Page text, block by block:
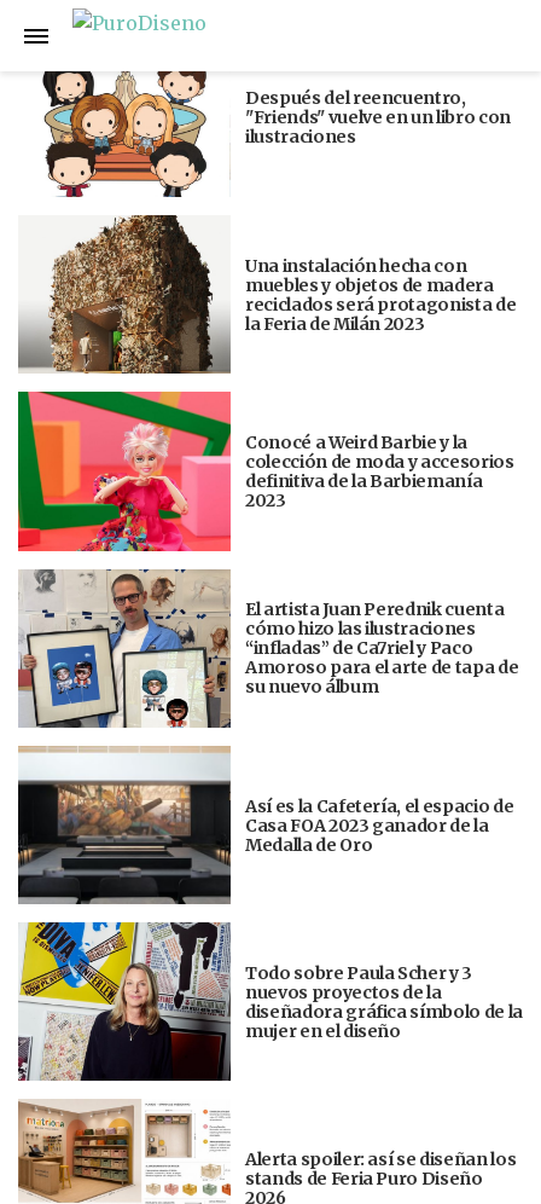
Anterior
Después del reencuentro,
"Friends" vuelve en un libro con
ilustraciones
Una instalación hecha con
muebles y objetos de madera
reciclados será protagonista de
la Feria de Milán 2023
Conocé a Weird Barbie y la
colección de moda y accesorios
definitiva de la Barbiemanía
2023
El artista Juan Perednik cuenta
cómo hizo las ilustraciones
“infladas” de Ca7riel y Paco
Amoroso para el arte de tapa de
su nuevo álbum
Así es la Cafetería, el espacio de
Casa FOA 2023 ganador de la
Medalla de Oro
Todo sobre Paula Scher y 3
nuevos proyectos de la
diseñadora gráfica símbolo de la
mujer en el diseño
Alerta spoiler: así se diseñan los
stands de Feria Puro Diseño
2026
Siguiente